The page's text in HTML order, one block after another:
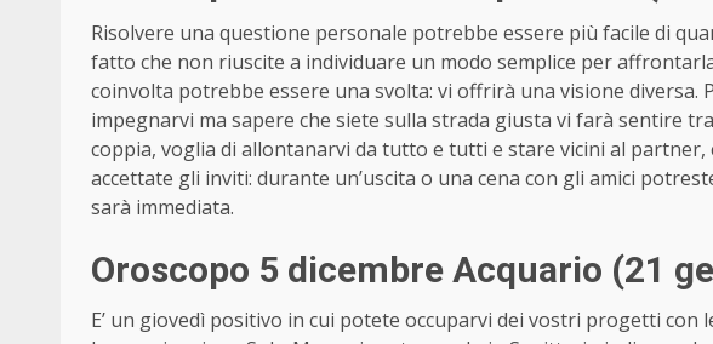
Risolvere una questione personale potrebbe essere più facile di
fatto che non riuscite a individuare un modo semplice per
coinvolta potrebbe essere una svolta: vi offrirà una visione diversa.
impegnarvi ma sapere che siete sulla strada giusta vi farà sentire
coppia, voglia di allontanarvi da tutto e tutti e stare vicini al partner,
accettate gli inviti: durante un’uscita o una cena con gli amici
sarà immediata.
Oroscopo 5 dicembre Acquario (21
E’ un giovedì positivo in cui potete occuparvi dei vostri progetti con